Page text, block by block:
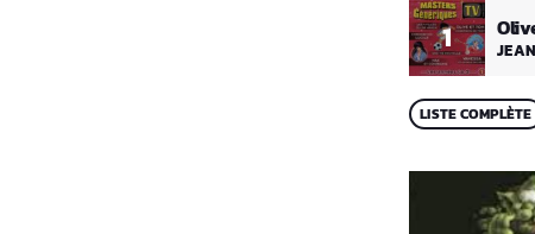
1
LISTE COMPLÈTE